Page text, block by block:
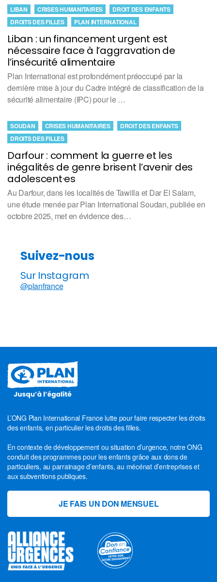
Liban : un financement urgent est
nécessaire face à l’aggravation de
l’insécurité alimentaire
LIBAN CRISES HUMANITAIRES
DROIT DES ENFANTS
DROITS DES FILLES
PLAN INTERNATIONAL
Plan International est profondément préoccupé par la
dernière mise à jour du Cadre intégré de classification de la
sécurité alimentaire (IPC) pour le …
Darfour : comment la guerre et les
inégalités de genre brisent l’avenir des
adolescent·es
SOUDAN CRISES HUMANITAIRES
DROIT DES ENFANTS
DROITS DES FILLES
Au Darfour, dans les localités de Tawilla et Dar El Salam,
une étude menée par Plan International Soudan, publiée en
octobre 2025, met en évidence des…
Suivez-nous
Sur Instagram
@planfrance
L’ONG Plan International France lutte pour faire respecter les droits
des enfants, en particulier les droits des filles.
En contexte de développement ou situation d’urgence, notre ONG
conduit des programmes pour les enfants grâce aux dons de
particuliers, au parrainage d’enfants, au mécénat d’entreprises et
aux subventions publiques.
JE FAIS UN DON MENSUEL